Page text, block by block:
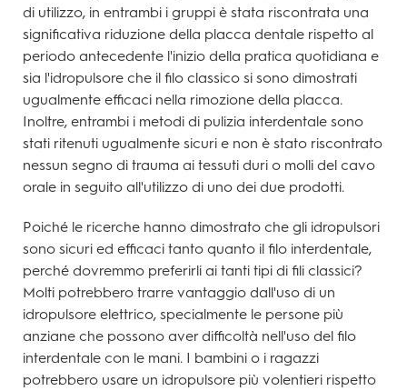
di utilizzo, in entrambi i gruppi è stata riscontrata una
significativa riduzione della placca dentale rispetto al
periodo antecedente l'inizio della pratica quotidiana e
sia l'idropulsore che il filo classico si sono dimostrati
ugualmente efficaci nella rimozione della placca.
Inoltre, entrambi i metodi di pulizia interdentale sono
stati ritenuti ugualmente sicuri e non è stato riscontrato
nessun segno di trauma ai tessuti duri o molli del cavo
orale in seguito all'utilizzo di uno dei due prodotti.
Poiché le ricerche hanno dimostrato che gli idropulsori
sono sicuri ed efficaci tanto quanto il filo interdentale,
perché dovremmo preferirli ai tanti tipi di fili classici?
Molti potrebbero trarre vantaggio dall'uso di un
idropulsore elettrico, specialmente le persone più
anziane che possono aver difficoltà nell'uso del filo
interdentale con le mani. I bambini o i ragazzi
potrebbero usare un idropulsore più volentieri rispetto